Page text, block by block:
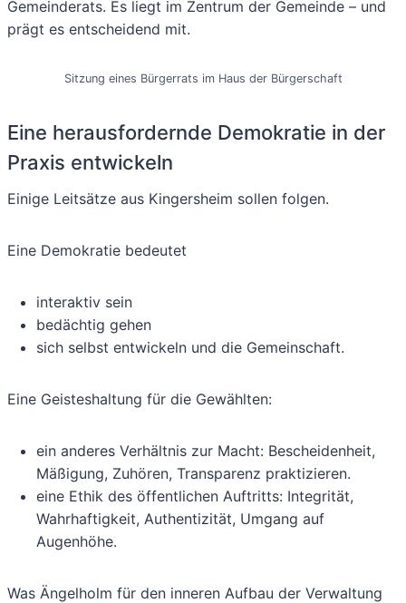
Gemeinderats. Es liegt im Zentrum der Gemeinde – und
prägt es entscheidend mit.
Sitzung eines Bürgerrats im Haus der Bürgerschaft
Eine herausfordernde Demokratie in der
Praxis entwickeln
Einige Leitsätze aus Kingersheim sollen folgen.
Eine Demokratie bedeutet
interaktiv sein
bedächtig gehen
sich selbst entwickeln und die Gemeinschaft.
Eine Geisteshaltung für die Gewählten:
ein anderes Verhältnis zur Macht: Bescheidenheit,
Mäßigung, Zuhören, Transparenz praktizieren.
eine Ethik des öffentlichen Auftritts: Integrität,
Wahrhaftigkeit, Authentizität, Umgang auf
Augenhöhe.
Was Ängelholm für den inneren Aufbau der Verwaltung